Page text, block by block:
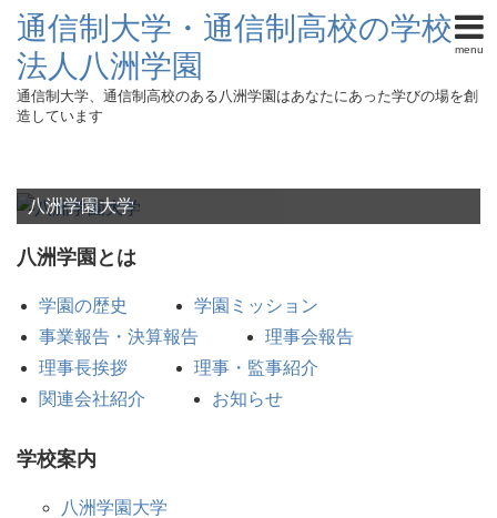
menu
通信制大学・通信制高校の学校
法人八洲学園
通信制大学、通信制高校のある八洲学園はあなたにあった学びの場を創
造しています
八洲学園大学
八洲学園とは
学園の歴史
学園ミッション
事業報告・決算報告
理事会報告
理事長挨拶
理事・監事紹介
関連会社紹介
お知らせ
学校案内
八洲学園大学